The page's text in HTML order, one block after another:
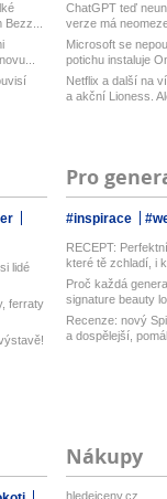
ChatGPT teď
verze má
model...
Microsoft se
potichu instaluje
Netflix a další na
a akční Lioness.
lidé
ferraty
Pro
#inspirace
RECEPT:
které tě zchladí, i
Proč každá
signature beauty
Recenze: nový
a dospělejší,
Nákupy
hledejceny.cz